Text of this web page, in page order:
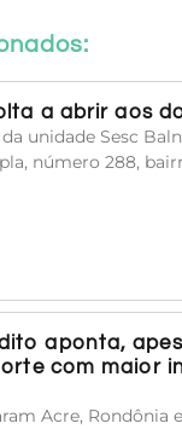
a abrir aos
unidade Sesc
número 288,
aponta,
com maior
Acre, Rondônia